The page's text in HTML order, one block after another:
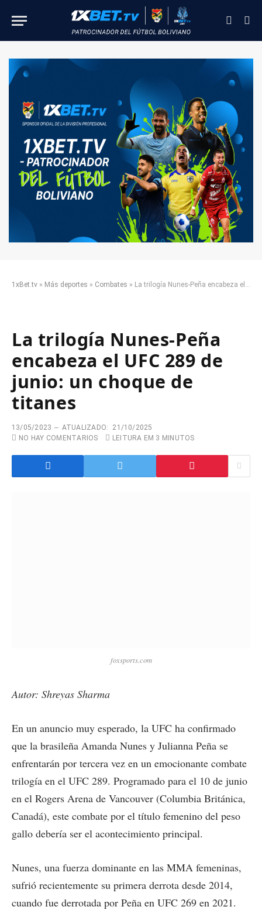
1xBet.tv » Más deportes » Combates » La trilogía Nunes-Peña encabeza el UFC 289 de junio: un choque de titanes
La trilogía Nunes-Peña
encabeza el UFC 289 de
junio: un choque de
titanes
13/05/2023 ATUALIZADO:
21/10/2025
NO HAY COMENTARIOS
LEITURA EM 3 MINUTOS
foxsports.com
Autor: Shreyas Sharma
En un anuncio muy esperado, la UFC ha confirmado
que la brasileña Amanda Nunes y Julianna Peña se
enfrentarán por tercera vez en un emocionante combate
trilogía en el UFC 289. Programado para el 10 de junio
en el Rogers Arena de Vancouver (Columbia Británica,
Canadá), este combate por el título femenino del peso
gallo debería ser el acontecimiento principal.
Nunes, una fuerza dominante en las MMA femeninas,
sufrió recientemente su primera derrota desde 2014,
cuando fue derrotada por Peña en UFC 269 en 2021.